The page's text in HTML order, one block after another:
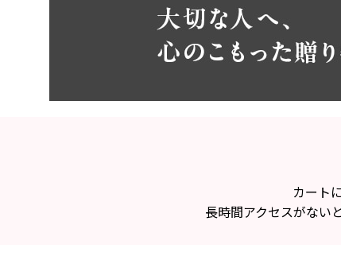
カート
長時間アクセスがない